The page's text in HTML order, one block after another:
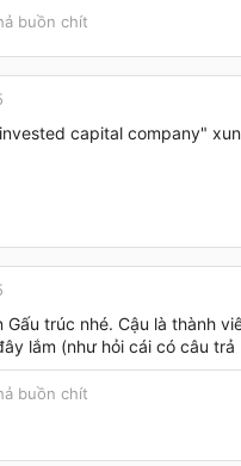
buồn chít
capital company"
Gấu trúc nhé. Cậu là thành
lắm (như hỏi cái có câu trả
buồn chít